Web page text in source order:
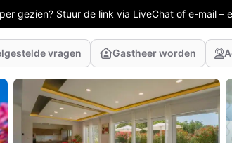
gezien? Stuur de link via LiveChat of e-mail –
vragen Gastheer worden